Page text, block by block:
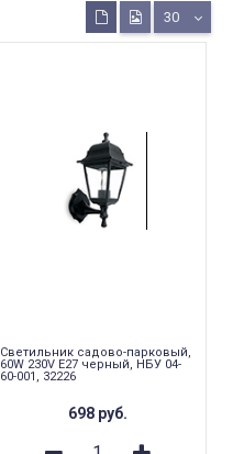
30
Светильник садово-парковый,
60W 230V E27 черный, НБУ 04-
60-001, 32226
698 руб.